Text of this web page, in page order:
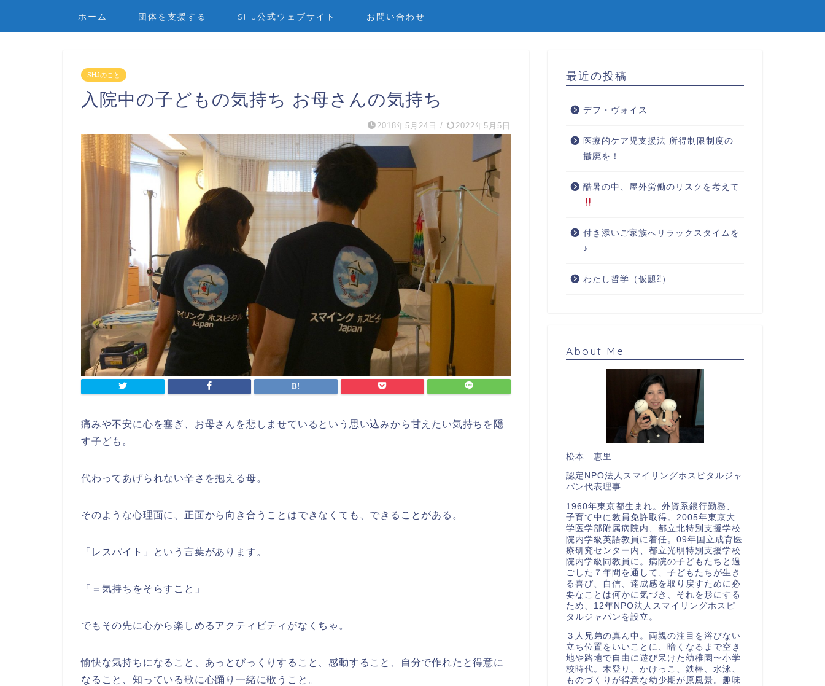
ホーム 団体を支援する SHJ公式ウェブサイト お問い合わせ
SHJのこと
入院中の子どもの気持ち お母さんの気持ち
2018年5月24日 / 2022年5月5日
痛みや不安に心を塞ぎ、お母さんを悲しませているという思い込みから甘えたい気持ちを隠
す子ども。
代わってあげられない辛さを抱える母。
そのような心理面に、正面から向き合うことはできなくても、できることがある。
「レスパイト」という言葉があります。
「＝気持ちをそらすこと」
でもその先に心から楽しめるアクティビティがなくちゃ。
愉快な気持ちになること、あっとびっくりすること、感動すること、自分で作れたと得意に
なること、知っている歌に心踊り一緒に歌うこと。
最近の投稿
デフ・ヴォイス
医療的ケア児支援法 所得制限制度の
撤廃を！
酷暑の中、屋外労働のリスクを考えて
付き添いご家族へリラックスタイムを
♪
わたし哲学（仮題⁈）
About Me
松本 恵里
認定NPO法人スマイリングホスピタルジャ
パン代表理事
1960年東京都生まれ。外資系銀行勤務、
子育て中に教員免許取得。2005年東京大
学医学部附属病院内、都立北特別支援学校
院内学級英語教員に着任。09年国立成育医
療研究センター内、都立光明特別支援学校
院内学級同教員に。病院の子どもたちと過
ごした７年間を通して、子どもたちが生き
る喜び、自信、達成感を取り戻すために必
要なことは何かに気づき、それを形にする
ため、12年NPO法人スマイリングホスピ
タルジャパンを設立。
３人兄弟の真ん中。両親の注目を浴びない
立ち位置をいいことに、暗くなるまで空き
地や路地で自由に遊び呆けた幼稚園〜小学
校時代。木登り、かけっこ、鉄棒、水泳、
ものづくりが得意な幼少期が原風景。趣味